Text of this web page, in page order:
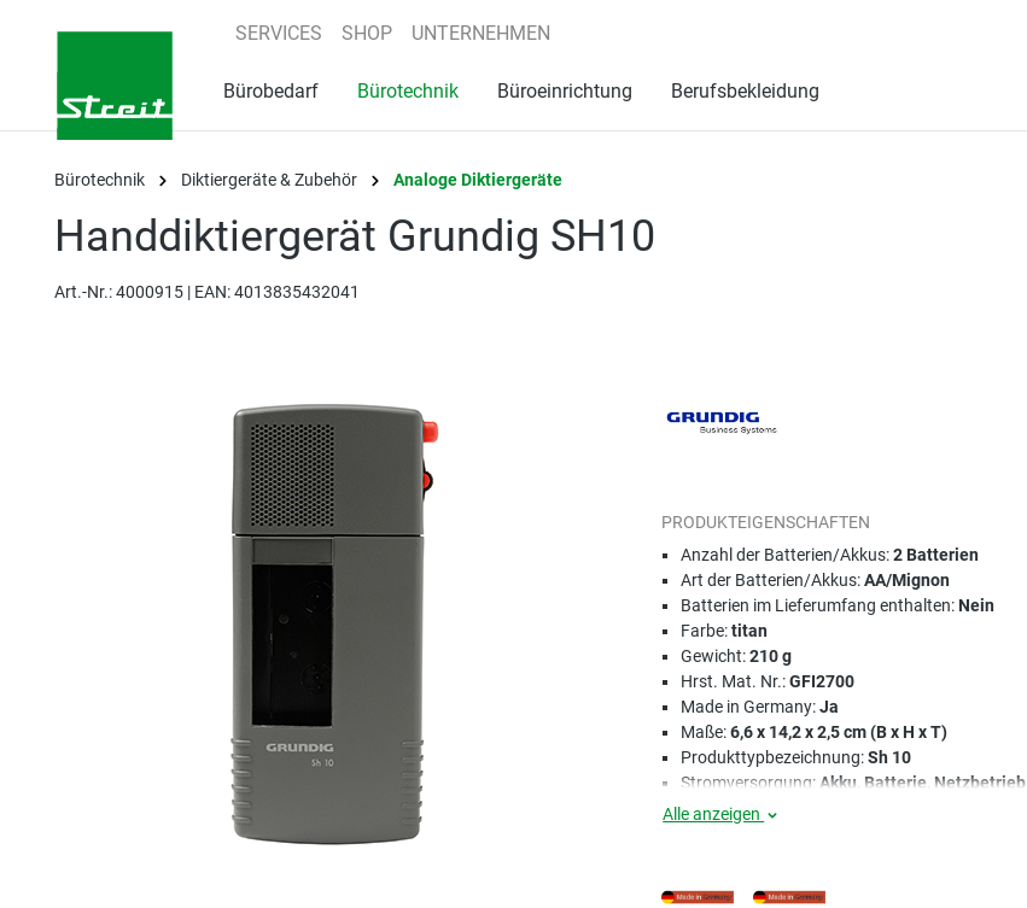
Zur Hauptnavigation springen
SERVICES SHOP UNTERNEHMEN
Bürobedarf Bürotechnik Büroeinrichtung Berufsbekleidung
Bürotechnik Diktiergeräte & Zubehör Analoge Diktiergeräte
Handdiktiergerät Grundig SH10
Art.-Nr.:4000915 | EAN: 4013835432041
PRODUKTEIGENSCHAFTEN
Anzahl der Batterien/Akkus:2 Batterien
Art der Batterien/Akkus:AA/Mignon
Batterien im Lieferumfang enthalten:Nein
Farbe:titan
Gewicht:210 g
Hrst. Mat. Nr.:GFI2700
Made in Germany:Ja
Maße:6,6 x 14,2 x 2,5 cm (B x H x T)
Produkttypbezeichnung:Sh 10
Stromversorgung: Akku, Batterie, Netzbetrieb
Alle anzeigen